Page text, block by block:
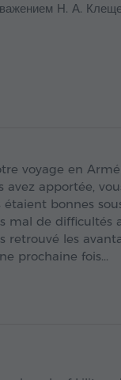
Н. А.
voyage en
apportée,
étaient bonnes
mal de
retrouvé les
prochaine fois...